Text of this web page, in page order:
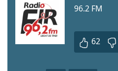
96.2 FM
62